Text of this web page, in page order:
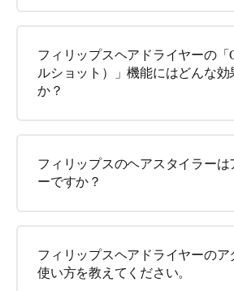
フィリップスヘアドライヤーの「
ルショット）」機能にはどんな効
か？
フィリップスのヘアスタイラーは
ーですか？
フィリップスヘアドライヤーのア
使い方を教えてください。